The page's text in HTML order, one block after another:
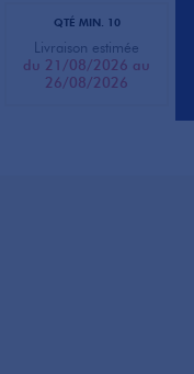
QTÉ MIN. 10
Livraison estimée
du 21/08/2026 au
26/08/2026